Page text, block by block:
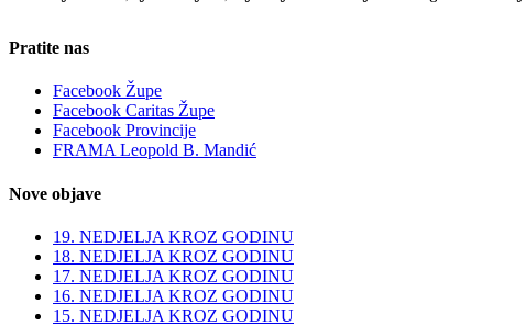
Pratite nas
Facebook Župe
Facebook Caritas Župe
Facebook Provincije
FRAMA Leopold B. Mandić
Nove objave
19. NEDJELJA KROZ GODINU
18. NEDJELJA KROZ GODINU
17. NEDJELJA KROZ GODINU
16. NEDJELJA KROZ GODINU
15. NEDJELJA KROZ GODINU